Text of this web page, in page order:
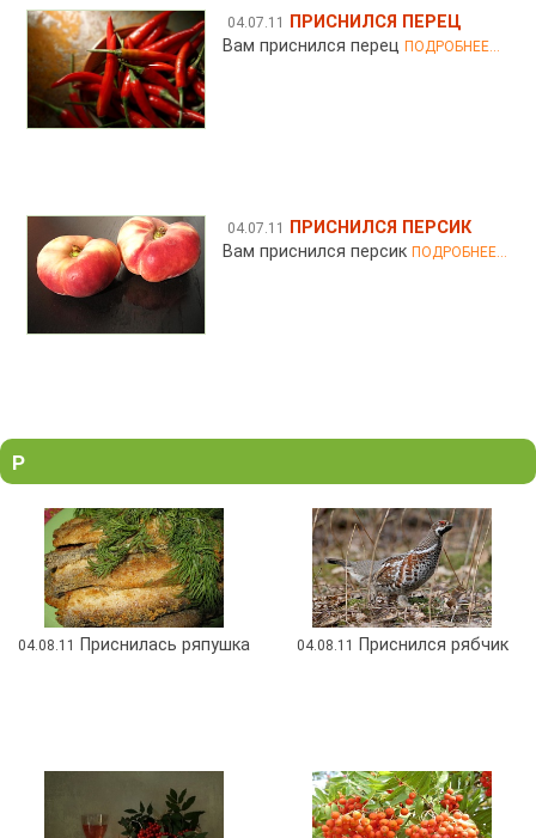
04.07.11
ПРИСНИЛСЯ ПЕРЕЦ
Вам приснился перец ПОДРОБНЕЕ...
04.07.11
ПРИСНИЛСЯ ПЕРСИК
Вам приснился персик ПОДРОБНЕЕ...
Р
04.08.11 Приснилась ряпушка 04.08.11 Приснился рябчик